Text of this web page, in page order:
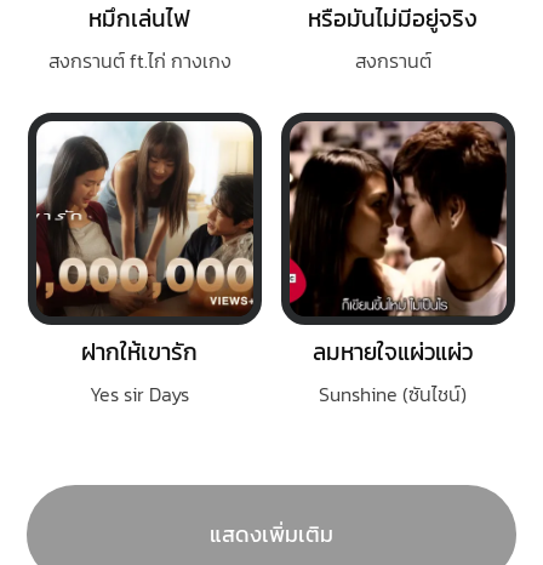
หมึกเล่นไฟ
สงกรานต์ ft.ไก่ กางเกง
หรือมันไม่มีอยู่จริง
สงกรานต์
ฝากให้เขารัก
Yes sir Days
ลมหายใจแผ่วแผ่ว
Sunshine (ซันไชน์)
แสดงเพิ่มเติม